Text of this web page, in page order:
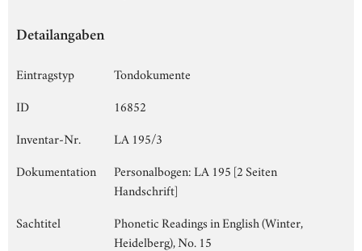
Detailangaben
Eintragstyp
Tondokumente
ID
16852
Inventar-Nr.
LA 195/3
Dokumentation
Personalbogen: LA 195 [2 Seiten
Handschrift]
Sachtitel
Phonetic Readings in English (Winter,
Heidelberg), No. 15